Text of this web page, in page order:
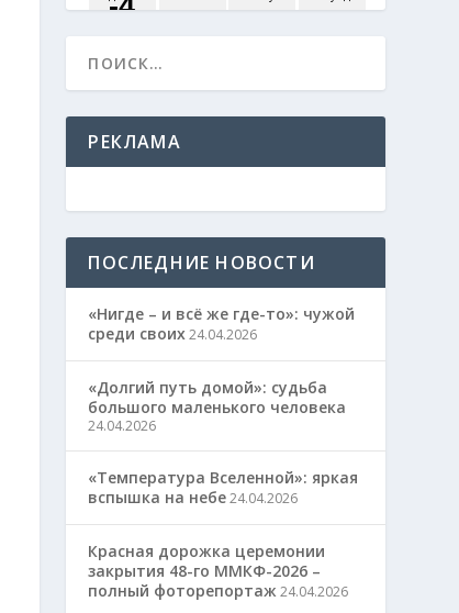
РЕКЛАМА
ПОСЛЕДНИЕ НОВОСТИ
«Нигде – и всё же где-то»: чужой
среди своих24.04.2026
«Долгий путь домой»: судьба
большого маленького человека
24.04.2026
«Температура Вселенной»: яркая
вспышка на небе24.04.2026
Красная дорожка церемонии
закрытия 48-го ММКФ-2026 –
полный фоторепортаж24.04.2026